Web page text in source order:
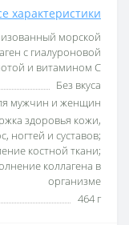
характеристики
морской
с гиалуроновой
и витамином C
Без вкуса
мужчин и женщин
здоровья кожи,
ногтей и суставов;
костной ткани;
коллагена в
организме
464 г